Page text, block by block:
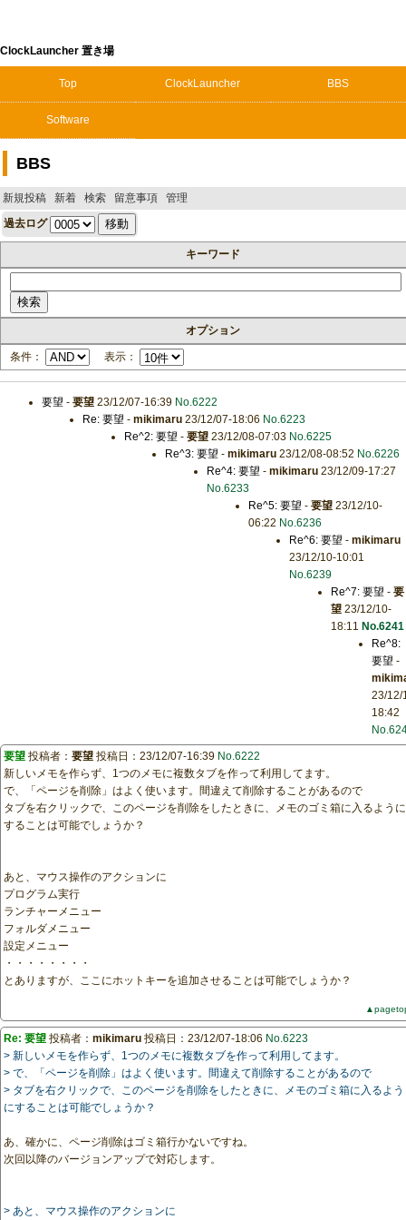
ClockLauncher 置き場
Top ClockLauncher BBS
Software
BBS
新規投稿 新着 検索 留意事項 管理
過去ログ
キーワード
オプション
条件： 表示：
要望 - 要望23/12/07-16:39 No.6222
Re: 要望 -mikimaru 23/12/07-18:06 No.6223
Re^2: 要望 - 要望23/12/08-07:03 No.6225
Re^3: 要望 -mikimaru 23/12/08-08:52 No.6226
Re^4: 要望 - mikimaru23/12/09-17:27
No.6233
Re^5: 要望 - 要望23/12/10-
06:22 No.6236
Re^6: 要望 -mikimaru
23/12/10-10:01
No.6239
Re^7: 要望 - 要
望23/12/10-
18:11 No.6241
Re^8:
要望 -
23/12/
18:42
要望 投稿者： 要望 投稿日：23/12/07-16:39 No.6222
新しいメモを作らず、1つのメモに複数タブを作って利用してます。
で、「ページを削除」はよく使います。間違えて削除することがあるので
タブを右クリックで、このページを削除をしたときに、メモのゴミ箱に入るように
することは可能でしょうか？
あと、マウス操作のアクションに
プログラム実行
ランチャーメニュー
フォルダメニュー
設定メニュー
・・・・・・・・
とありますが、ここにホットキーを追加させることは可能でしょうか？
Re: 要望 投稿者： mikimaru 投稿日：23/12/07-18:06 No.6223
> 新しいメモを作らず、1つのメモに複数タブを作って利用してます。
> で、「ページを削除」はよく使います。間違えて削除することがあるので
> タブを右クリックで、このページを削除をしたときに、メモのゴミ箱に入るよう
にすることは可能でしょうか？
あ、確かに、ページ削除はゴミ箱行かないですね。
次回以降のバージョンアップで対応します。
> あと、マウス操作のアクションに